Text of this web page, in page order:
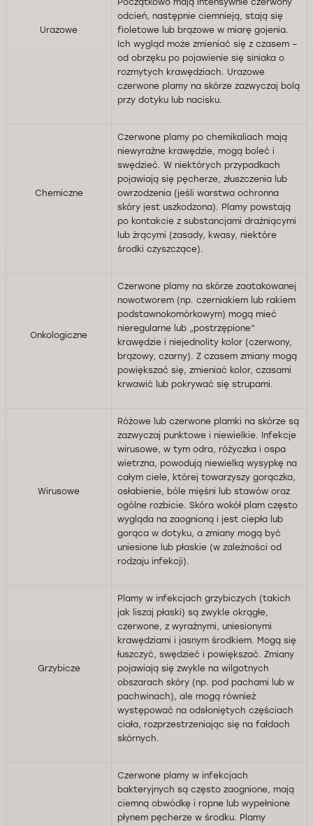
Urazowe
Początkowo mają intensywnie czerwony
odcień, następnie ciemnieją, stają się
fioletowe lub brązowe w miarę gojenia.
Ich wygląd może zmieniać się z czasem –
od obrzęku po pojawienie się siniaka o
rozmytych krawędziach. Urazowe
czerwone plamy na skórze zazwyczaj bolą
przy dotyku lub nacisku.
Chemiczne
Czerwone plamy po chemikaliach mają
niewyraźne krawędzie, mogą boleć i
swędzieć. W niektórych przypadkach
pojawiają się pęcherze, złuszczenia lub
owrzodzenia (jeśli warstwa ochronna
skóry jest uszkodzona). Plamy powstają
po kontakcie z substancjami drażniącymi
lub żrącymi (zasady, kwasy, niektóre
środki czyszczące).
Onkologiczne
Czerwone plamy na skórze zaatakowanej
nowotworem (np. czerniakiem lub rakiem
podstawnokomórkowym) mogą mieć
nieregularne lub „postrzępione”
krawędzie i niejednolity kolor (czerwony,
brązowy, czarny). Z czasem zmiany mogą
powiększać się, zmieniać kolor, czasami
krwawić lub pokrywać się strupami.
Wirusowe
Różowe lub czerwone plamki na skórze są
zazwyczaj punktowe i niewielkie. Infekcje
wirusowe, w tym odra, różyczka i ospa
wietrzna, powodują niewielką wysypkę na
całym ciele, której towarzyszy gorączka,
osłabienie, bóle mięśni lub stawów oraz
ogólne rozbicie. Skóra wokół plam często
wygląda na zaognioną i jest ciepła lub
gorąca w dotyku, a zmiany mogą być
uniesione lub płaskie (w zależności od
rodzaju infekcji).
Grzybicze
Plamy w infekcjach grzybiczych (takich
jak liszaj płaski) są zwykle okrągłe,
czerwone, z wyraźnymi, uniesionymi
krawędziami i jasnym środkiem. Mogą się
łuszczyć, swędzieć i powiększać. Zmiany
pojawiają się zwykle na wilgotnych
obszarach skóry (np. pod pachami lub w
pachwinach), ale mogą również
występować na odsłoniętych częściach
ciała, rozprzestrzeniając się na fałdach
skórnych.
Czerwone plamy w infekcjach
bakteryjnych są często zaognione, mają
ciemną obwódkę i ropne lub wypełnione
płynem pęcherze w środku. Plamy